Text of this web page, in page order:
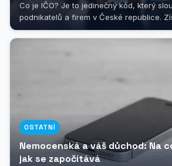
Co je IČO? Je to jedinečný kód, který
podnikatelů a firem v České republice.
nezbytným krokem pro...
OSTATNÍ
Nemocenská a váš důchod: Na
jak se započítává